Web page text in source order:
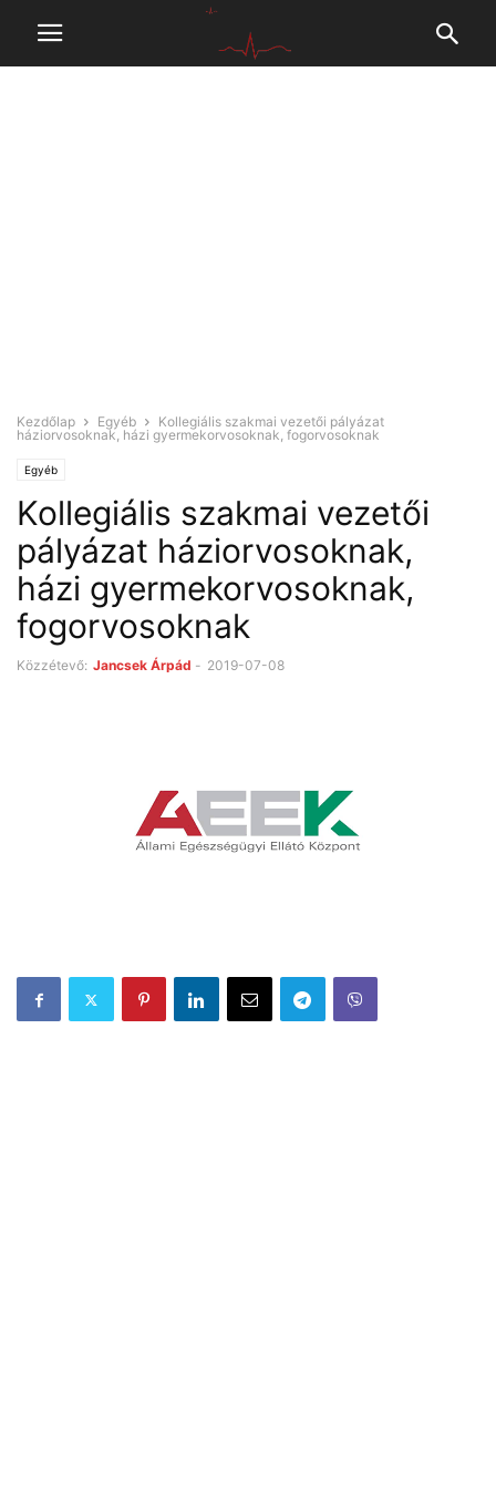
Kezdőlap Egyéb
Kollegiális szakmai vezetői pályázat
háziorvosoknak, házi gyermekorvosoknak, fogorvosoknak
Egyéb
Kollegiális szakmai vezetői
pályázat háziorvosoknak,
házi gyermekorvosoknak,
fogorvosoknak
Közzétevő: Jancsek Árpád - 2019-07-08